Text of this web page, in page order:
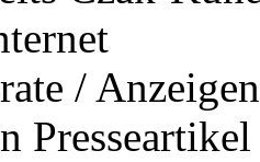
/ Anzeigen
Presseartikel